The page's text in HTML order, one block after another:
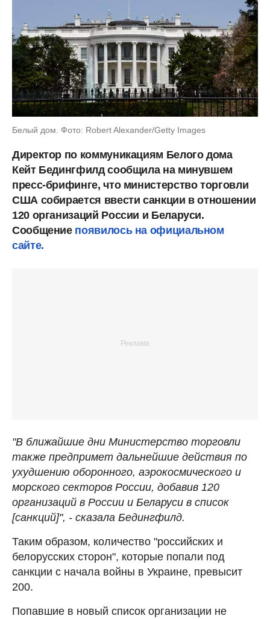
Белый дом. Фото: Robert Alexander/Getty Images
Директор по коммуникациям Белого дома
Кейт Бедингфилд сообщила на минувшем
пресс-брифинге, что министерство торговли
США собирается ввести санкции в отношении
120 организаций России и Беларуси.
Сообщение появилось на официальном
сайте.
"В ближайшие дни Министерство торговли
также предпримет дальнейшие действия по
ухудшению оборонного, аэрокосмического и
морского секторов России, добавив 120
организаций в России и Беларуси в список
[санкций]", - сказала Бедингфилд.
Таким образом, количество "российских и
белорусских сторон", которые попали под
санкции с начала войны в Украине, превысит
200.
Попавшие в новый список организации не